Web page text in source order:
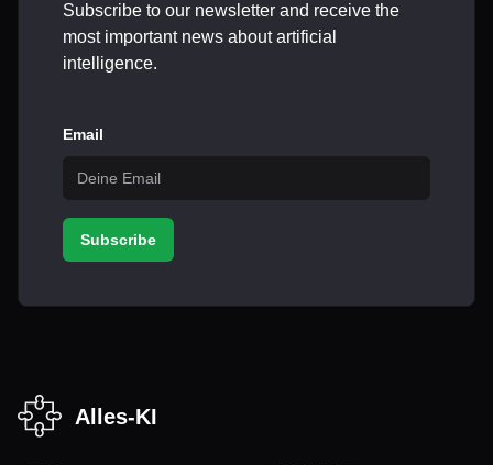
Subscribe to our newsletter and receive the
most important news about artificial
intelligence.
Email
Subscribe
Alles-KI